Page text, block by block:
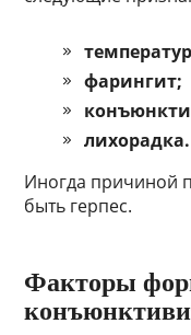
фарингит;
лихорадка.
Иногда причиной
быть герпес.
Факторы